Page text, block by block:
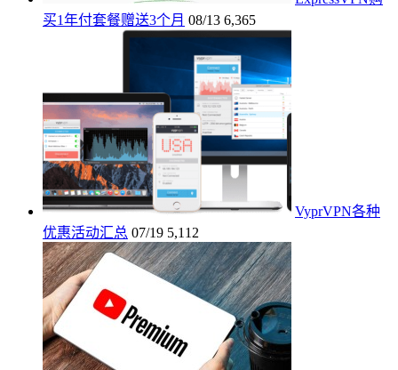
买1年付套餐赠送3个月 08/13 6,365
VyprVPN各种
优惠活动汇总 07/19 5,112